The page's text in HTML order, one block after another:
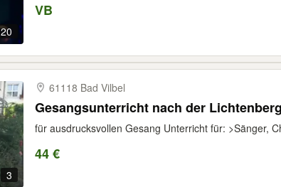
20
VB
3
61118 Bad Vilbel
Gesangsunterricht nach der
für ausdrucksvollen Gesang Unterricht für: >Sänger,
44 €